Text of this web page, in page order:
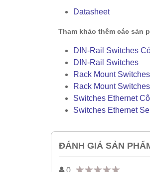
Datasheet
Tham khảo thêm các sản
DIN-Rail Switches
DIN-Rail Switches
Rack Mount Switches
Rack Mount
Switches Ethernet
Switches Ethernet
ĐÁNH GIÁ SẢN